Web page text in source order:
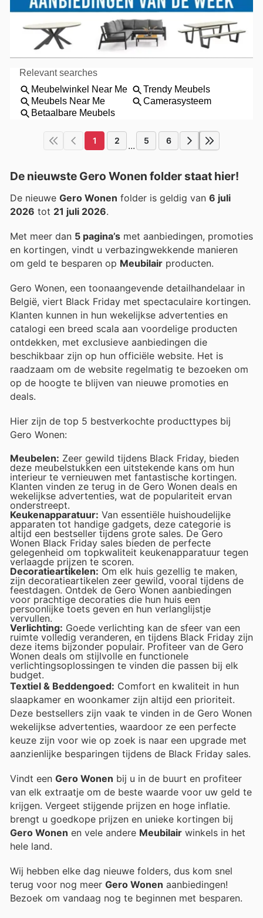
1 2 ... 5 6
De nieuwste Gero Wonen folder staat hier!
De nieuwe Gero Wonen folder is geldig van 6 juli
2026 tot 21 juli 2026.
Met meer dan 5 pagina’s met aanbiedingen, promoties
en kortingen, vindt u verbazingwekkende manieren
om geld te besparen op Meubilair producten.
Gero Wonen, een toonaangevende detailhandelaar in
België, viert Black Friday met spectaculaire kortingen.
Klanten kunnen in hun wekelijkse advertenties en
catalogi een breed scala aan voordelige producten
ontdekken, met exclusieve aanbiedingen die
beschikbaar zijn op hun officiële website. Het is
raadzaam om de website regelmatig te bezoeken om
op de hoogte te blijven van nieuwe promoties en
deals.
Hier zijn de top 5 bestverkochte producttypes bij
Gero Wonen:
Meubelen: Zeer gewild tijdens Black Friday, bieden
deze meubelstukken een uitstekende kans om hun
interieur te vernieuwen met fantastische kortingen.
Klanten vinden ze terug in de Gero Wonen deals en
wekelijkse advertenties, wat de populariteit ervan
onderstreept.
Keukenapparatuur: Van essentiële huishoudelijke
apparaten tot handige gadgets, deze categorie is
altijd een bestseller tijdens grote sales. De Gero
Wonen Black Friday sales bieden de perfecte
gelegenheid om topkwaliteit keukenapparatuur tegen
verlaagde prijzen te scoren.
Decoratieartikelen: Om elk huis gezellig te maken,
zijn decoratieartikelen zeer gewild, vooral tijdens de
feestdagen. Ontdek de Gero Wonen aanbiedingen
voor prachtige decoraties die hun huis een
persoonlijke toets geven en hun verlanglijstje
vervullen.
Verlichting: Goede verlichting kan de sfeer van een
ruimte volledig veranderen, en tijdens Black Friday zijn
deze items bijzonder populair. Profiteer van de Gero
Wonen deals om stijlvolle en functionele
verlichtingsoplossingen te vinden die passen bij elk
budget.
Textiel & Beddengoed: Comfort en kwaliteit in hun
slaapkamer en woonkamer zijn altijd een prioriteit.
Deze bestsellers zijn vaak te vinden in de Gero Wonen
wekelijkse advertenties, waardoor ze een perfecte
keuze zijn voor wie op zoek is naar een upgrade met
aanzienlijke besparingen tijdens de Black Friday sales.
Vindt een Gero Wonen bij u in de buurt en profiteer
van elk extraatje om de beste waarde voor uw geld te
krijgen. Vergeet stijgende prijzen en hoge inflatie.
brengt u goedkope prijzen en unieke kortingen bij
Gero Wonen en vele andere Meubilair winkels in het
hele land.
Wij hebben elke dag nieuwe folders, dus kom snel
terug voor nog meer Gero Wonen aanbiedingen!
Bezoek om vandaag nog te beginnen met besparen.